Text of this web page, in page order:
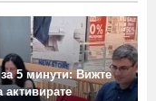
5 минути: Вижте
активирате